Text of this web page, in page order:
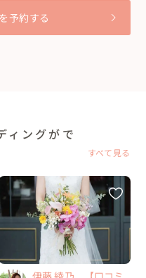
予約する
ィングがで
すべて見る